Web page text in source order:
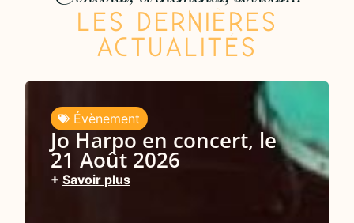
LES DERNIÈRES
ACTUALITÉS
Évènement
Simon Widowson, le 21
Juin 2026 !
+ Savoir plus